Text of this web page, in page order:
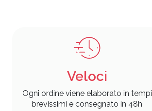
Veloci
Ogni ordine viene elaborato in tempi
brevissimi e consegnato in 48h